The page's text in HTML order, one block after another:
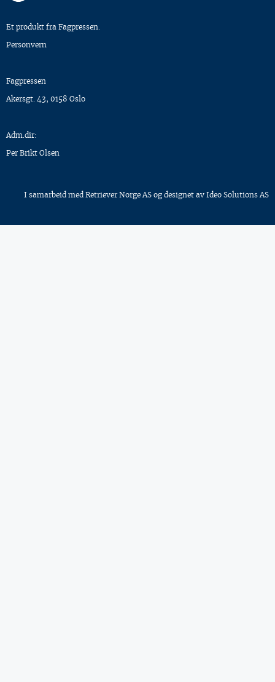
Et produkt fra Fagpressen.
Personvern
Fagpressen
Akersgt. 43, 0158 Oslo
Adm.dir:
Per Brikt Olsen
I samarbeid med Retriever Norge AS og designet av Ideo Solutions AS